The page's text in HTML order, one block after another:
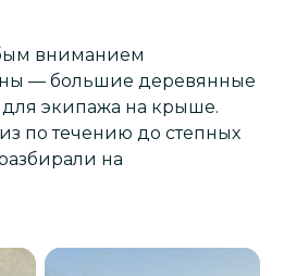
вниманием
— большие деревянные
экипажа на крыше.
по течению до степных
на